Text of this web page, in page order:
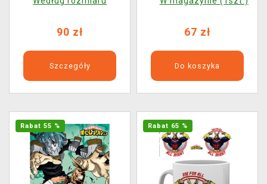
90 zł
Szczegóły
POP! Animation 1142)
opakowanie)
67 zł
Do koszyka
Rabat 55 % Rabat 65 %